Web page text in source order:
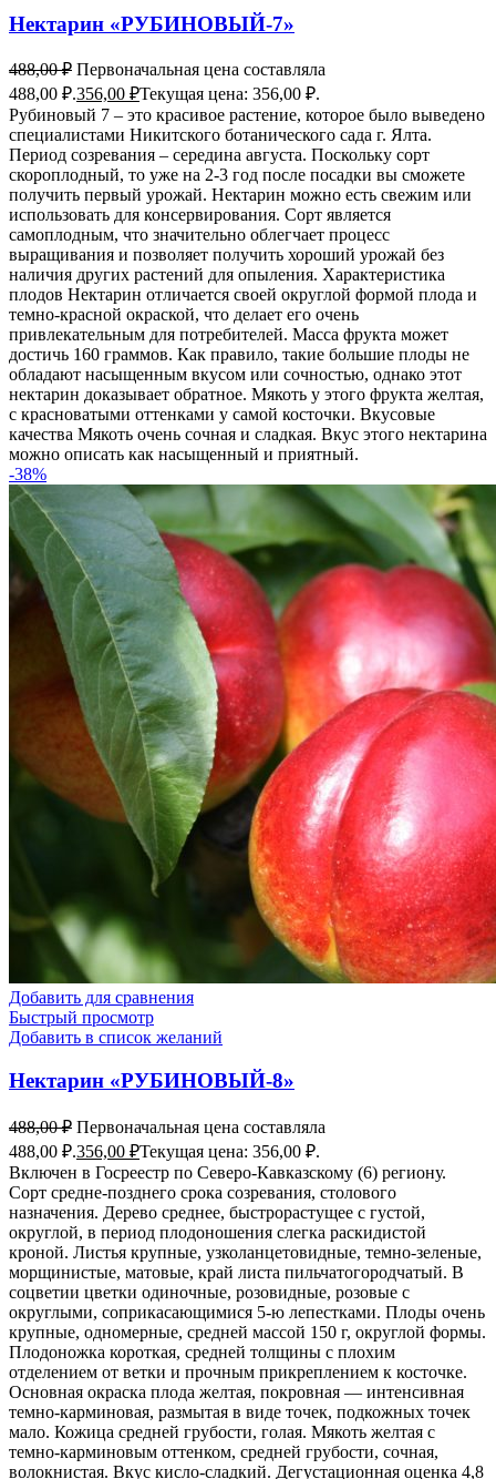
Нектарин «РУБИНОВЫЙ-7»
488,00₽ Первоначальная цена составляла
488,00 ₽.356,00 ₽Текущая цена: 356,00 ₽.
Рубиновый 7 – это красивое растение, которое было выведено
специалистами Никитского ботанического сада г. Ялта.
Период созревания – середина августа. Поскольку сорт
скороплодный, то уже на 2-3 год после посадки вы сможете
получить первый урожай. Нектарин можно есть свежим или
использовать для консервирования. Сорт является
самоплодным, что значительно облегчает процесс
выращивания и позволяет получить хороший урожай без
наличия других растений для опыления. Характеристика
плодов Нектарин отличается своей округлой формой плода и
темно-красной окраской, что делает его очень
привлекательным для потребителей. Масса фрукта может
достичь 160 граммов. Как правило, такие большие плоды не
обладают насыщенным вкусом или сочностью, однако этот
нектарин доказывает обратное. Мякоть у этого фрукта желтая,
с красноватыми оттенками у самой косточки. Вкусовые
качества Мякоть очень сочная и сладкая. Вкус этого нектарина
можно описать как насыщенный и приятный.
-38%
Добавить для сравнения
Быстрый просмотр
Добавить в список желаний
Нектарин «РУБИНОВЫЙ-8»
488,00₽ Первоначальная цена составляла
488,00 ₽.356,00 ₽Текущая цена: 356,00 ₽.
Включен в Госреестр по Северо-Кавказскому (6) региону.
Сорт средне-позднего срока созревания, столового
назначения. Дерево среднее, быстрорастущее с густой,
округлой, в период плодоношения слегка раскидистой
кроной. Листья крупные, узколанцетовидные, темно-зеленые,
морщинистые, матовые, край листа пильчатогородчатый. В
соцветии цветки одиночные, розовидные, розовые с
округлыми, соприкасающимися 5-ю лепестками. Плоды очень
крупные, одномерные, средней массой 150 г, округлой формы.
Плодоножка короткая, средней толщины с плохим
отделением от ветки и прочным прикреплением к косточке.
Основная окраска плода желтая, покровная — интенсивная
темно-карминовая, размытая в виде точек, подкожных точек
мало. Кожица средней грубости, голая. Мякоть желтая с
темно-карминовым оттенком, средней грубости, сочная,
волокнистая. Вкус кисло-сладкий. Дегустационная оценка 4,8